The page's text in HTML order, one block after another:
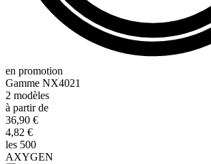
en promotion
Gamme NX4021
2 modèles
à partir de
36,90 €
4,82 €
les 500
AXYGEN